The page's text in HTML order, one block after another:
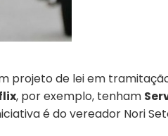
projeto de lei em
, por exemplo, tenham
é do vereador Nori